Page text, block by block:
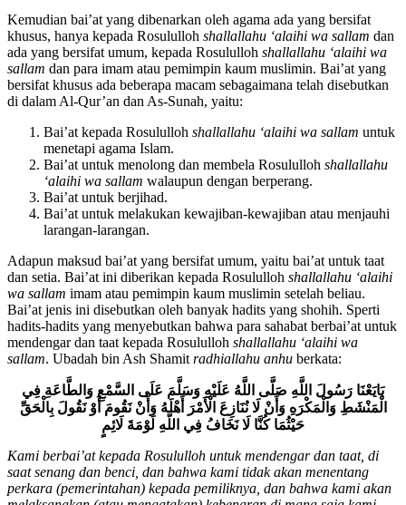
Kemudian bai’at yang dibenarkan oleh agama ada yang bersifat
khusus, hanya kepada Rosulullohshallallahu ‘alaihi wa sallam dan
ada yang bersifat umum, kepada Rosulullohshallallahu ‘alaihi wa
sallamdan para imam atau pemimpin kaum muslimin. Bai’at yang
bersifat khusus ada beberapa macam sebagaimana telah disebutkan
Bai’at kepada Rosululloh
menetapi agama Islam.
Bai’at untuk menolong dan membela Rosululloh
‘alaihi wa sallamwalaupun dengan berperang.
Bai’at untuk berjihad.
Bai’at untuk melakukan kewajiban-kewajiban atau menjauhi
Adapun maksud bai’at yang bersifat umum, yaitu bai’at untuk taat
dan setia. Bai’at ini diberikan kepada Rosulullohshallallahu ‘alaihi
wa sallamimam atau pemimpin kaum muslimin setelah beliau.
Bai’at jenis ini disebutkan oleh banyak hadits yang shohih. Sperti
hadits-hadits yang menyebutkan bahwa para sahabat berbai’at untuk
mendengar dan taat kepada Rosulullohshallallahu ‘alaihi wa
. Ubadah bin Ash Shamit radhiallahu anhu berkata:
بَايَعْنَا رَسُولَ اللَّهِ صَلَّى اللَّهُ عَلَيْهِ وَسَلَّمَ عَلَى السَّمْعِ وَالطَّاعَةِ فِي
الْمَنْشَطِ وَالْمَكْرَهِ وَأَنْ لَا نُنَازِعَ الْأَمْرَ أَهْلَهُ وَأَنْ نَقُومَ أَوْ نَقُولَ بِالْحَقِّ
حَيْثُمَا كُنَّا لَا نَخَافُ فِي اللَّهِ لَوْمَةَ لَائِمٍ
Kami berbai’at kepada Rosululloh untuk mendengar dan taat, di
saat senang dan benci, dan bahwa kami tidak akan menentang